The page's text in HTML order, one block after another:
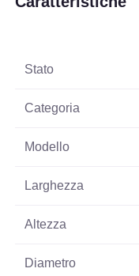
Stato
Categoria
Modello
Larghezza
Altezza
Diametro